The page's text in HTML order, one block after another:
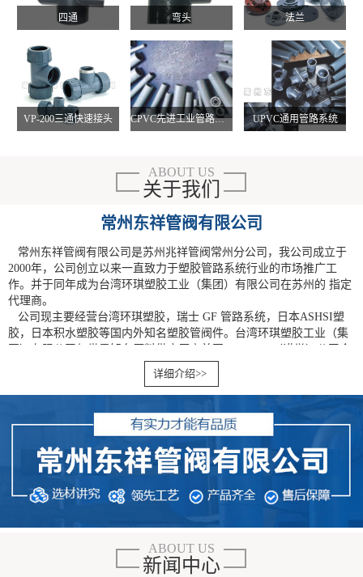
四通 弯头 法兰
VP-200三通快速接头 CPVC先进工业管路系统 UPVC通用管路系统
ABOUT US
关于我们
常州东祥管阀有限公司
常州东祥管阀有限公司是苏州兆祥管阀常州分公司，我公司成立于
2000年，公司创立以来一直致力于塑胶管路系统行业的市场推广工
作。并于同年成为台湾环琪塑胶工业（集团）有限公司在苏州的 指定
代理商。
公司现主要经营台湾环琪塑胶，瑞士 GF 管路系统，日本ASHSI塑
胶，日本积水塑胶等国内外知名塑胶管阀件。台湾环琪塑胶工业（集
团）有限公司与世界知名原料供应厂商美国NOVEON（诺誉）公司合
作，成为亚洲地区 CORZANCPVC原料使用厂商及 CPVCSCH80工业
管材、管配件专业生产厂商。环琪牌塑胶管路系统产品（CPVC、
UPVC、PVDF各类管材、管配件、阀门系列）均通过英国LPCB、美
国NSF、ISO9002、 化工部、工程建设部、卫生部、化学防腐技术协
会、建材协会等多方认证及 ，并投保全球质量保险，产品全面适用于
化工、电子、食品、医药、环保、建筑等各行业中的酸碱化学品、纯
水、饮用水、污水、空调暖通、消防等管路输送系统。
作为目前亚洲乃至世界塑胶管道行业中产品种类最丰富、品种配套
最齐全的厂家之一，台湾环琪塑胶工业（集团）有限公司于1996年进
代理商。迄今，兆祥以诚信的态度，务实的作风赢得了业内外人士的
一致好评。我们的业务已遍及各个领域，标志性案例已不胜枚举，销
详细介绍>>
ABOUT US
新闻中心